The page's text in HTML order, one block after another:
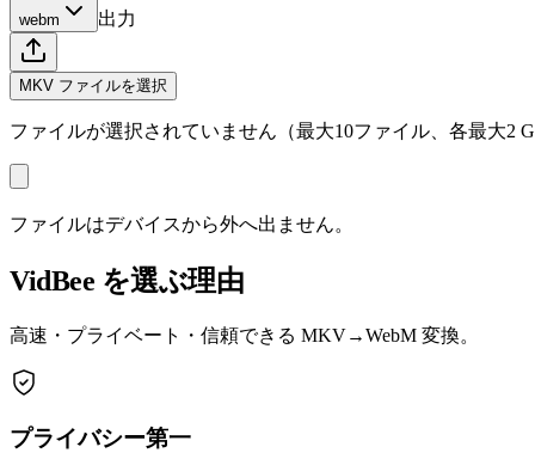
webm 出力
MKV ファイルを選択
ファイルが選択されていません（最大10ファイル、各最大2
ファイルはデバイスから外へ出ません。
VidBee を選ぶ理由
高速・プライベート・信頼できる MKV→WebM 変換。
プライバシー第一